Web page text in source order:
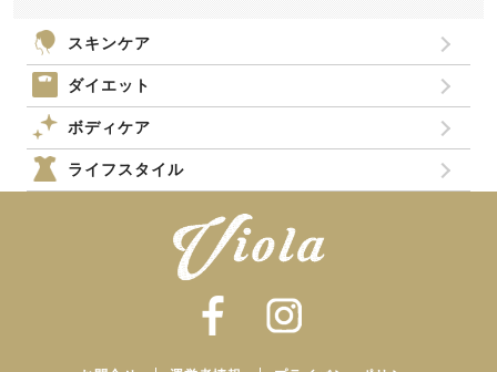
スキンケア
ダイエット
ボディケア
ライフスタイル